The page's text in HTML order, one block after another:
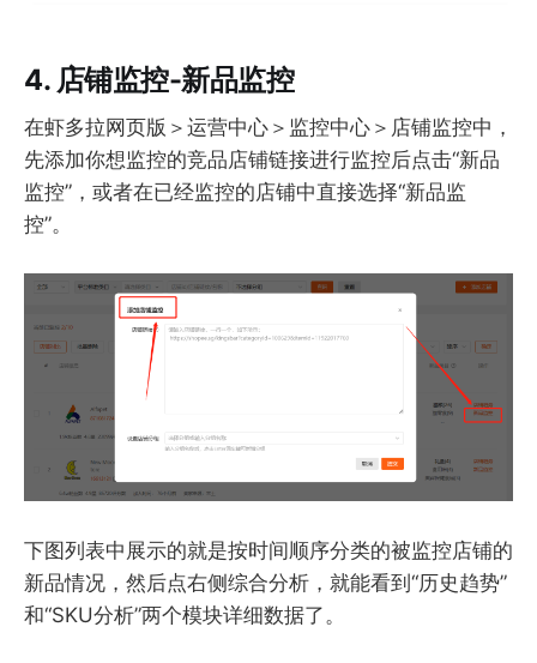
4. 店铺监控-新品监控
在虾多拉网页版＞运营中心＞监控中心＞店铺监控中，
先添加你想监控的竞品店铺链接进行监控后点击“新品
监控”，或者在已经监控的店铺中直接选择“新品监
控”。
下图列表中展示的就是按时间顺序分类的被监控店铺的
新品情况，然后点右侧综合分析，就能看到“历史趋势”
和“SKU分析”两个模块详细数据了。